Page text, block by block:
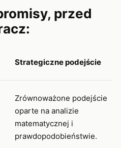
przed
Strategiczne podejście
Zrównoważone podejście
oparte na analizie
matematycznej i
prawdopodobieństwie.